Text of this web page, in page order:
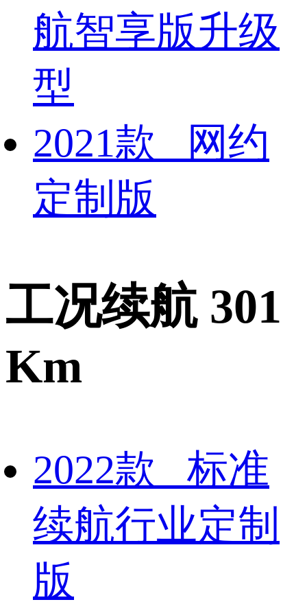
航智享版升级
型
2021款 网约
定制版
工况续航 301
Km
2022款 标准
续航行业定制
版